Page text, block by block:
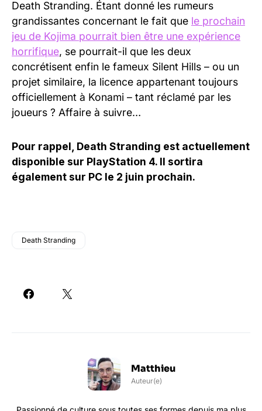
Death Stranding. Étant donné les rumeurs
grandissantes concernant le fait que le prochain
jeu de Kojima pourrait bien être une expérience
horrifique, se pourrait-il que les deux
concrétisent enfin le fameux Silent Hills – ou un
projet similaire, la licence appartenant toujours
officiellement à Konami – tant réclamé par les
joueurs ? Affaire à suivre…
Pour rappel, Death Stranding est actuellement
disponible sur PlayStation 4. Il sortira
également sur PC le 2 juin prochain.
Death Stranding
Matthieu
Auteur(e)